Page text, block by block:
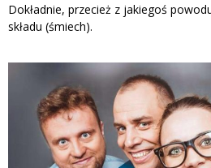
Dokładnie, przecież z jakiegoś
składu (śmiech).